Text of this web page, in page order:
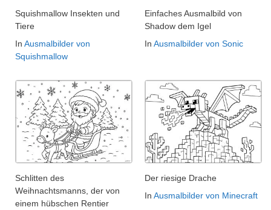
Squishmallow Insekten und
Tiere
In Ausmalbilder von
Squishmallow
Einfaches Ausmalbild von
Shadow dem Igel
In Ausmalbilder von Sonic
Schlitten des
Weihnachtsmanns, der von
einem hübschen Rentier
Der riesige Drache
In Ausmalbilder von Minecraft